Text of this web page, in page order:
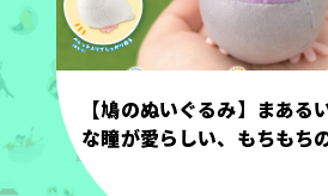
【鳩のぬいぐるみ】まある
な瞳が愛らしい、もちもち